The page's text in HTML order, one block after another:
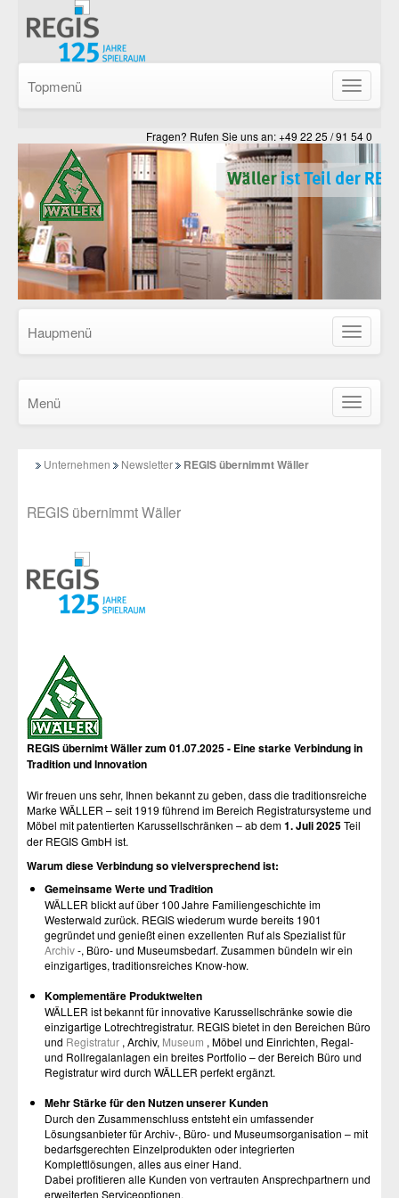
ein-/
Topmenü
Fragen? Rufen Sie uns an: +49 22 25 / 91 54 0
ein-/
Haupmenü
ein-/
Menü
Unternehmen Newsletter REGIS übernimmt Wäller
REGIS übernimmt Wäller
REGIS übernimt Wäller zum 01.07.2025 - Eine starke Verbindung in
Tradition und Innovation
Wir freuen uns sehr, Ihnen bekannt zu geben, dass die traditionsreiche
Marke WÄLLER – seit 1919 führend im Bereich Registratursysteme und
Möbel mit patentierten Karussellschränken – ab dem1. Juli 2025Teil
der REGIS GmbH ist.
Warum diese Verbindung so vielversprechend ist:
Gemeinsame Werte und Tradition
WÄLLER blickt auf über 100 Jahre Familiengeschichte im
Westerwald zurück. REGIS wiederum wurde bereits 1901
gegründet und genießt einen exzellenten Ruf als Spezialist für
Archiv-, Büro- und Museumsbedarf. Zusammen bündeln wir ein
einzigartiges, traditionsreiches Know-how.
Komplementäre Produktwelten
WÄLLER ist bekannt für innovative Karussellschränke sowie die
einzigartige Lotrechtregistratur. REGIS bietet in den Bereichen Büro
und Registratur , Archiv, Museum , Möbel und Einrichten, Regal-
und Rollregalanlagen ein breites Portfolio – der Bereich Büro und
Registratur wird durch WÄLLER perfekt ergänzt.
Mehr Stärke für den Nutzen unserer Kunden
Durch den Zusammenschluss entsteht ein umfassender
Lösungsanbieter für Archiv-, Büro- und Museumsorganisation – mit
bedarfsgerechten Einzelprodukten oder integrierten
Komplettlösungen, alles aus einer Hand.
Dabei profitieren alle Kunden von vertrauten Ansprechpartnern und
erweiterten Serviceoptionen.